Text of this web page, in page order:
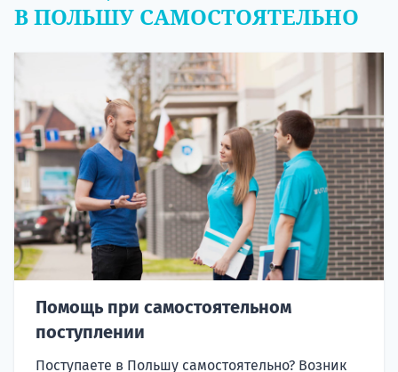
В ПОЛЬШУ САМОСТОЯТЕЛЬНО
Помощь при самостоятельном
поступлении
Поступаете в Польшу самостоятельно? Возник